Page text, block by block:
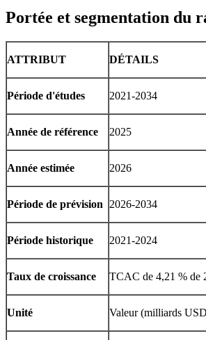
Portée et segmentation du
ATTRIBUT DÉTAILS
Période d'études 2021-2034
Année de référence 2025
Année estimée 2026
Période de prévision 2026-2034
Période historique 2021-2024
Taux de croissance TCAC de 4,21 % de
Unité Valeur (milliards